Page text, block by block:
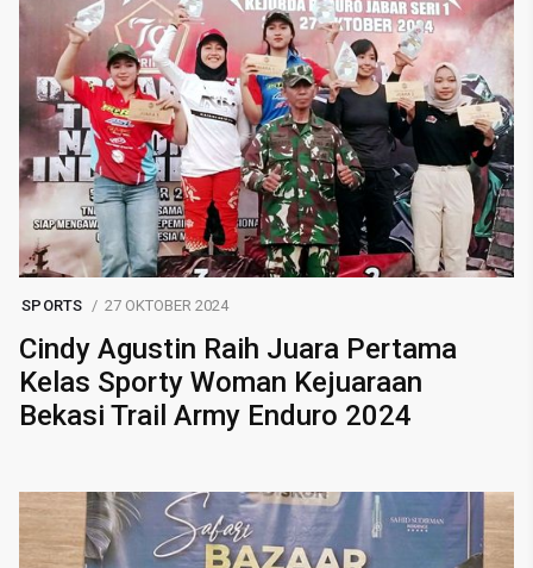
SPORTS 27 OKTOBER 2024
Cindy Agustin Raih Juara Pertama
Kelas Sporty Woman Kejuaraan
Bekasi Trail Army Enduro 2024